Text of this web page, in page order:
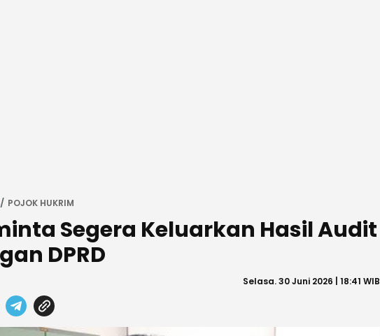
POJOK HUKRIM
Segera Keluarkan Hasil Audit
DPRD
Selasa. 30 Juni 2026 | 18:41 WIB